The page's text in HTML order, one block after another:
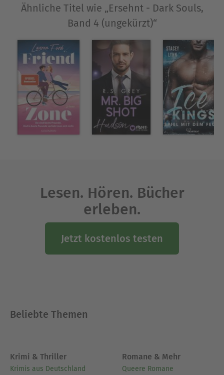
Ähnliche Titel wie „Ersehnt - Dark Souls,
Band 4 (ungekürzt)“
Lesen. Hören. Bücher
erleben.
Jetzt kostenlos testen
Beliebte Themen
Krimi & Thriller
Krimis aus Deutschland
Romane & Mehr
Queere Romane